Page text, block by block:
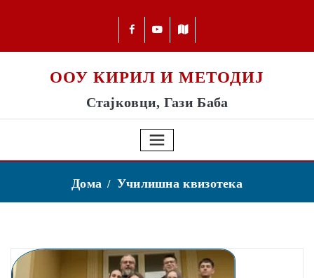
ООУ КИРИЛ И МЕТОДИЈ
Стајковци, Гази Баба
Дома Училишна квизотека